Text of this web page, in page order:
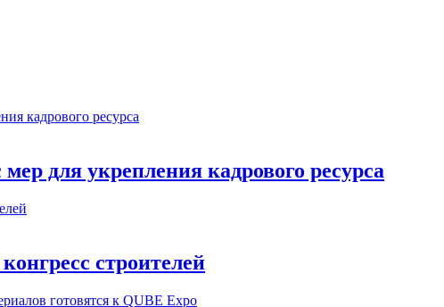
для укрепления кадрового ресурса
строителей